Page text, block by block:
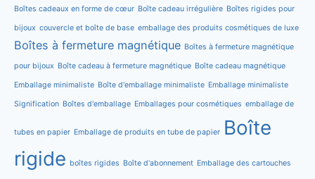
Boîtes cadeaux en forme de cœur Boîte cadeau irrégulière Boîtes rigides pour
bijoux couvercle et boîte de base emballage des produits cosmétiques de luxe
Boîtes à fermeture magnétique Boîtes à fermeture magnétique
pour bijoux Boîte cadeau à fermeture magnétique Boîte cadeau magnétique
Emballage minimaliste Boîte d'emballage minimaliste Emballage minimaliste
Signification Boîtes d'emballage Emballages pour cosmétiques emballage de
tubes en papier Emballage de produits en tube de papier Boîte
rigide boîtes rigides Boîte d'abonnement Emballage des cartouches